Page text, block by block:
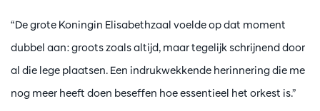
“De grote Koningin Elisabethzaal voelde op dat moment
dubbel aan: groots zoals altijd, maar tegelijk schrijnend door
al die lege plaatsen. Een indrukwekkende herinnering die me
nog meer heeft doen beseffen hoe essentieel het orkest is.”